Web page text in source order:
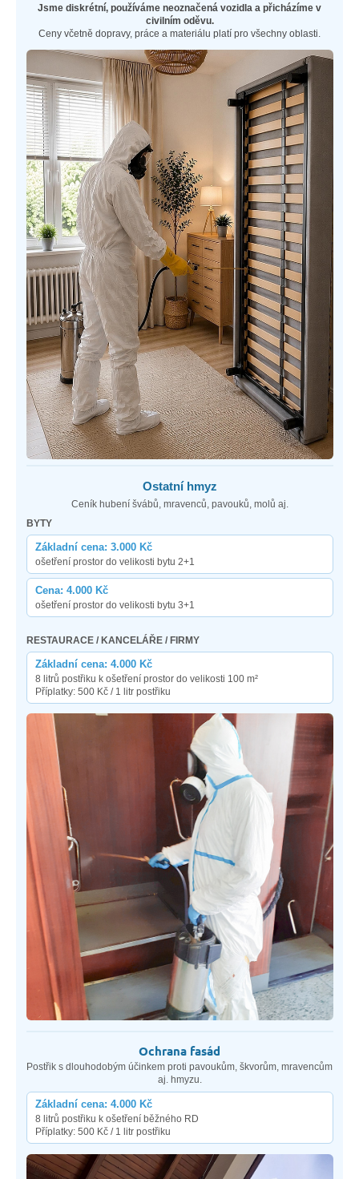
Jsme diskrétní, používáme neoznačená vozidla a přicházíme v
civilním oděvu.
Ceny včetně dopravy, práce a materiálu platí pro všechny oblasti.
Ostatní hmyz
Ceník hubení švábů, mravenců, pavouků, molů aj.
BYTY
Základní cena: 3.000 Kč
ošetření prostor do velikosti bytu 2+1
Cena: 4.000 Kč
ošetření prostor do velikosti bytu 3+1
RESTAURACE / KANCELÁŘE / FIRMY
Základní cena: 4.000 Kč
8 litrů postřiku k ošetření prostor do velikosti 100 m²
Příplatky: 500 Kč / 1 litr postřiku
Ochrana fasád
Postřik s dlouhodobým účinkem proti pavoukům, škvorům, mravencům
aj. hmyzu.
Základní cena: 4.000 Kč
8 litrů postřiku k ošetření běžného RD
Příplatky: 500 Kč / 1 litr postřiku